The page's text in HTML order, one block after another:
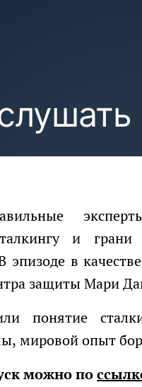
и
эпизоде в
защиты Мари
мировой опыт
можно по